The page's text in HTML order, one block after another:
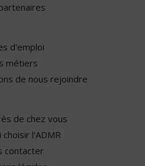
d'emploi
métiers
de nous rejoindre
de chez vous
choisir l'ADMR
contacter